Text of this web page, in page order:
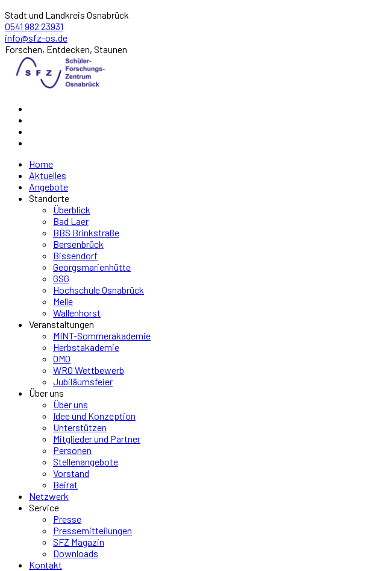
Stadt und Landkreis Osnabrück
0541 982 23931
info@sfz-os.de
Forschen, Entdecken, Staunen
Home
Aktuelles
Angebote
Standorte
Überblick
Bad Laer
BBS Brinkstraße
Bersenbrück
Bissendorf
Georgsmarienhütte
GSG
Hochschule Osnabrück
Melle
Wallenhorst
Veranstaltungen
MINT-Sommerakademie
Herbstakademie
OMO
WRO Wettbewerb
Jubiläumsfeier
Über uns
Über uns
Idee und Konzeption
Unterstützen
Mitglieder und Partner
Personen
Stellenangebote
Vorstand
Beirat
Netzwerk
Service
Presse
Pressemitteilungen
SFZ Magazin
Downloads
Kontakt